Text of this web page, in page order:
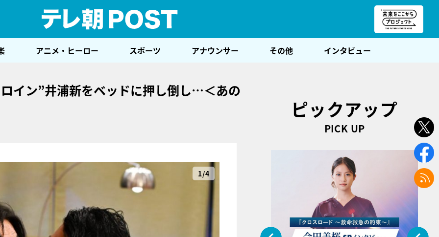
アニメ・ヒーロー スポーツ アナウンサー その他 インタビュー
イン”井浦新をベッドに押し倒し…＜あの
1/4
ピックアップ
PICK UP